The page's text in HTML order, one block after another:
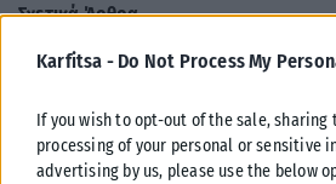
Karfitsa - Do Not Process My
If you wish to opt-out of the sale,
processing of your personal or sensitive
advertising by us, please use the below
Σχετικά Άρθρα